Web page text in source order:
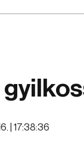
| 17:38:36